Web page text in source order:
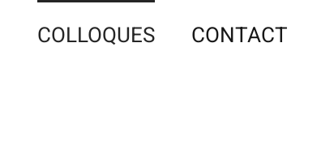
COLLOQUES
CONTACT